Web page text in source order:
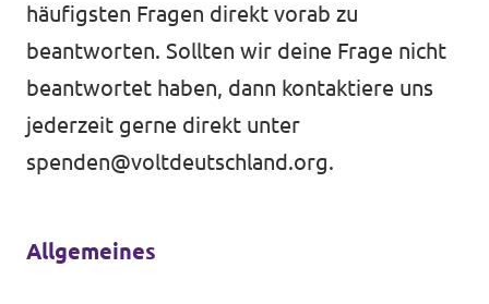
häufigsten Fragen direkt vorab zu
beantworten. Sollten wir deine Frage nicht
beantwortet haben, dann kontaktiere uns
jederzeit gerne direkt unter
spenden@voltdeutschland.org.
Allgemeines